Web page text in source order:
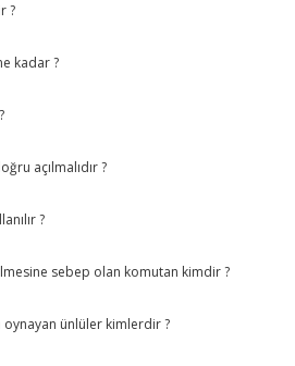
?
kadar ?
açılmalıdır ?
?
sebep olan komutan kimdir ?
oynayan ünlüler kimlerdir ?